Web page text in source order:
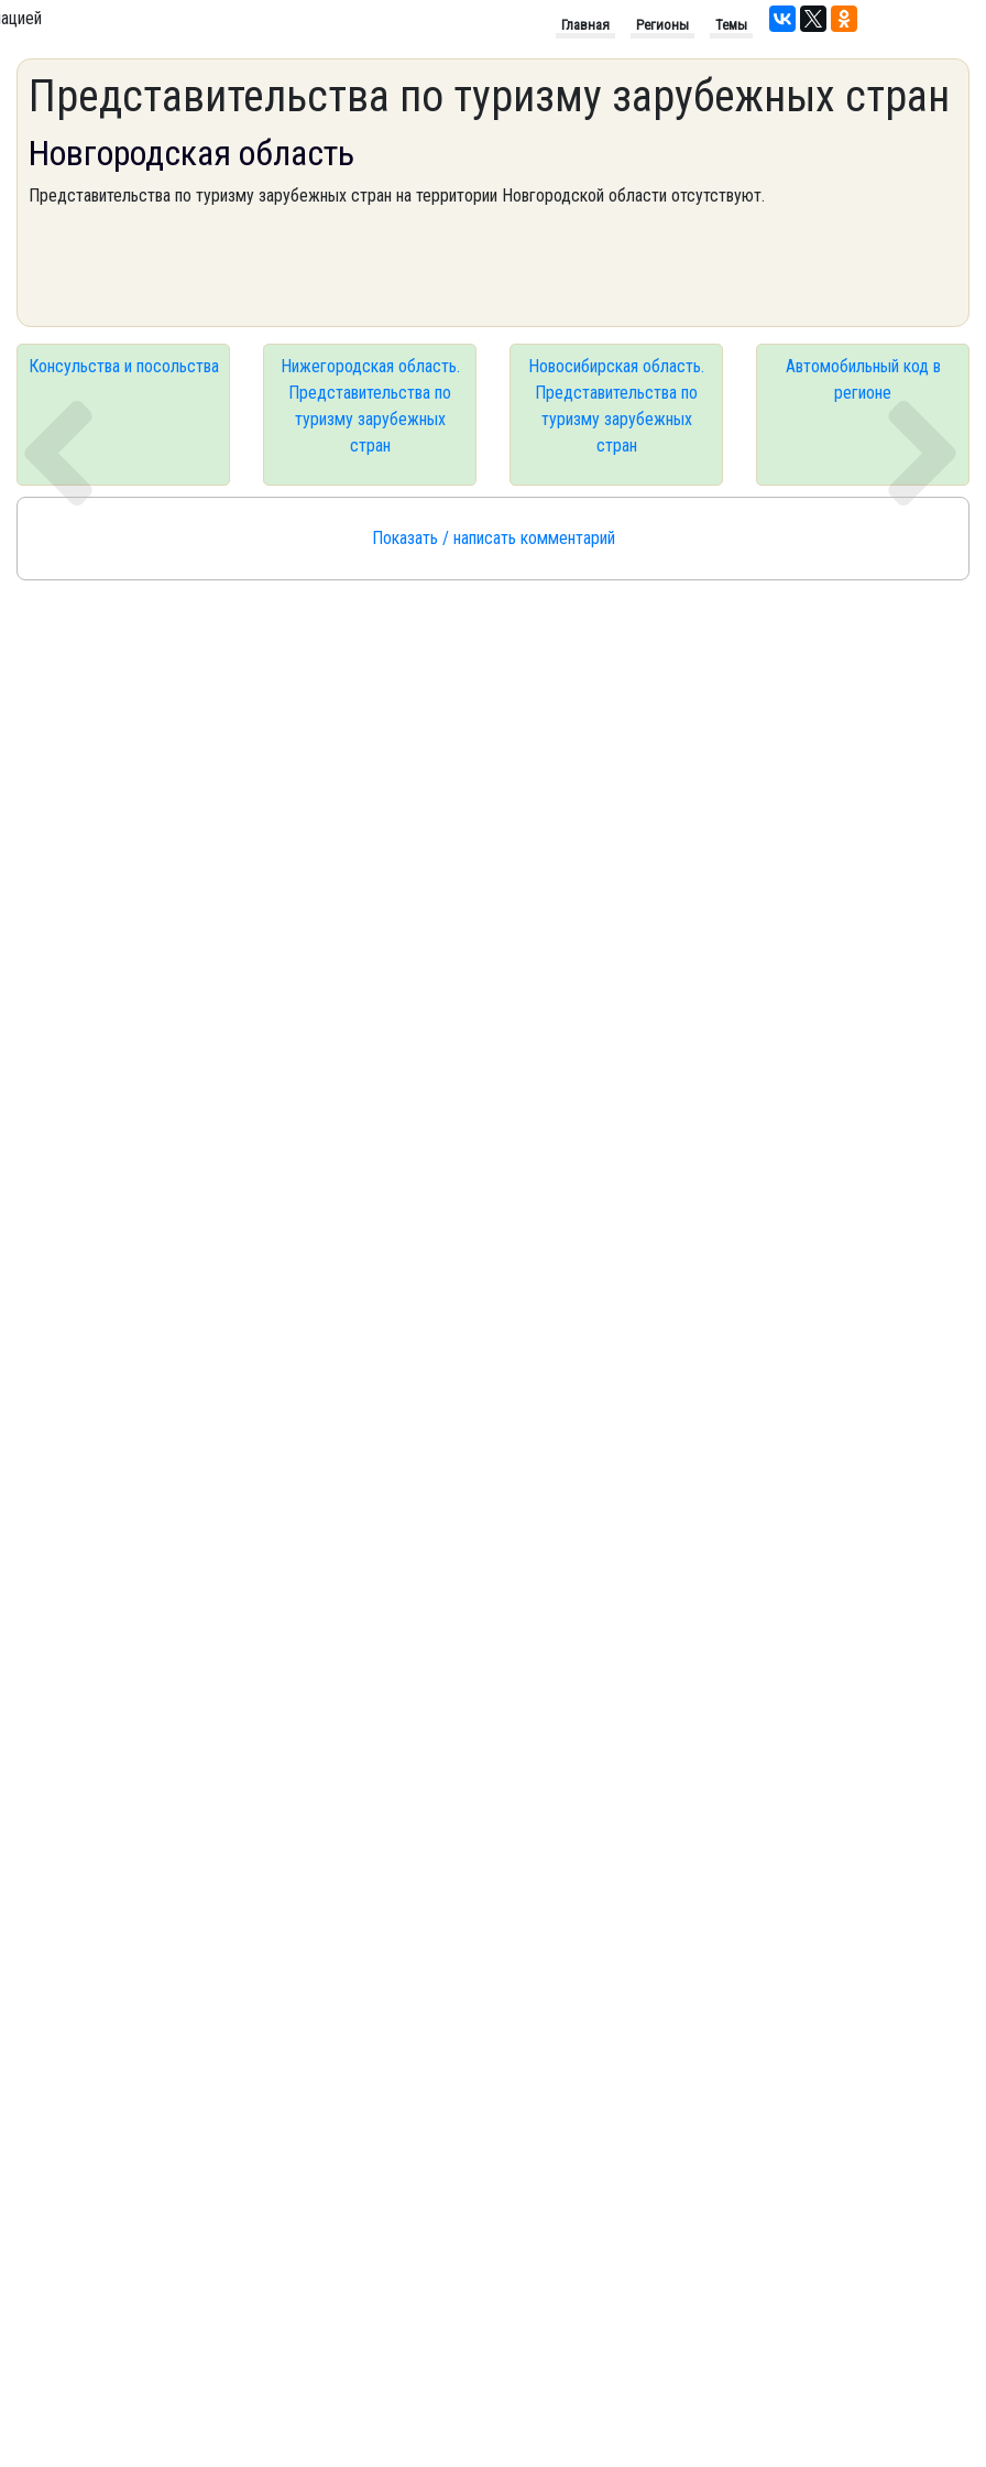
Главная Регионы Темы
Представительства по туризму зарубежных стран
Новгородская область
Представительства по туризму зарубежных стран на территории Новгородской области отсутствуют.
Консульства и посольства
Нижегородская область.
Представительства по
туризму зарубежных
стран
Новосибирская область.
Представительства по
туризму зарубежных
стран
Автомобильный код в
регионе
Показать / написать комментарий